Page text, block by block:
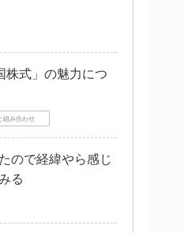
株式」の魅力につ
組み合わせ
ので経緯やら感じ
る